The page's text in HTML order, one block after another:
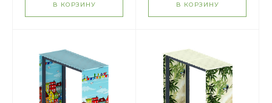
В КОРЗИНУ В КОРЗИНУ